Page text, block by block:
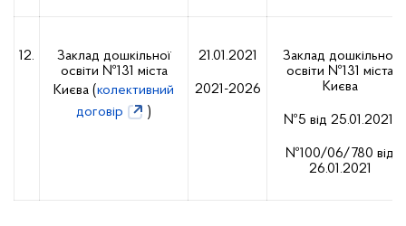
12.
Заклад дошкільної
освіти №131 міста
Києва (колективний
договір
)
21.01.2021
2021-2026
Заклад дошкільної
освіти №131 міста
Києва
№5 від 25.01.2021;
№100/06/780 від
26.01.2021